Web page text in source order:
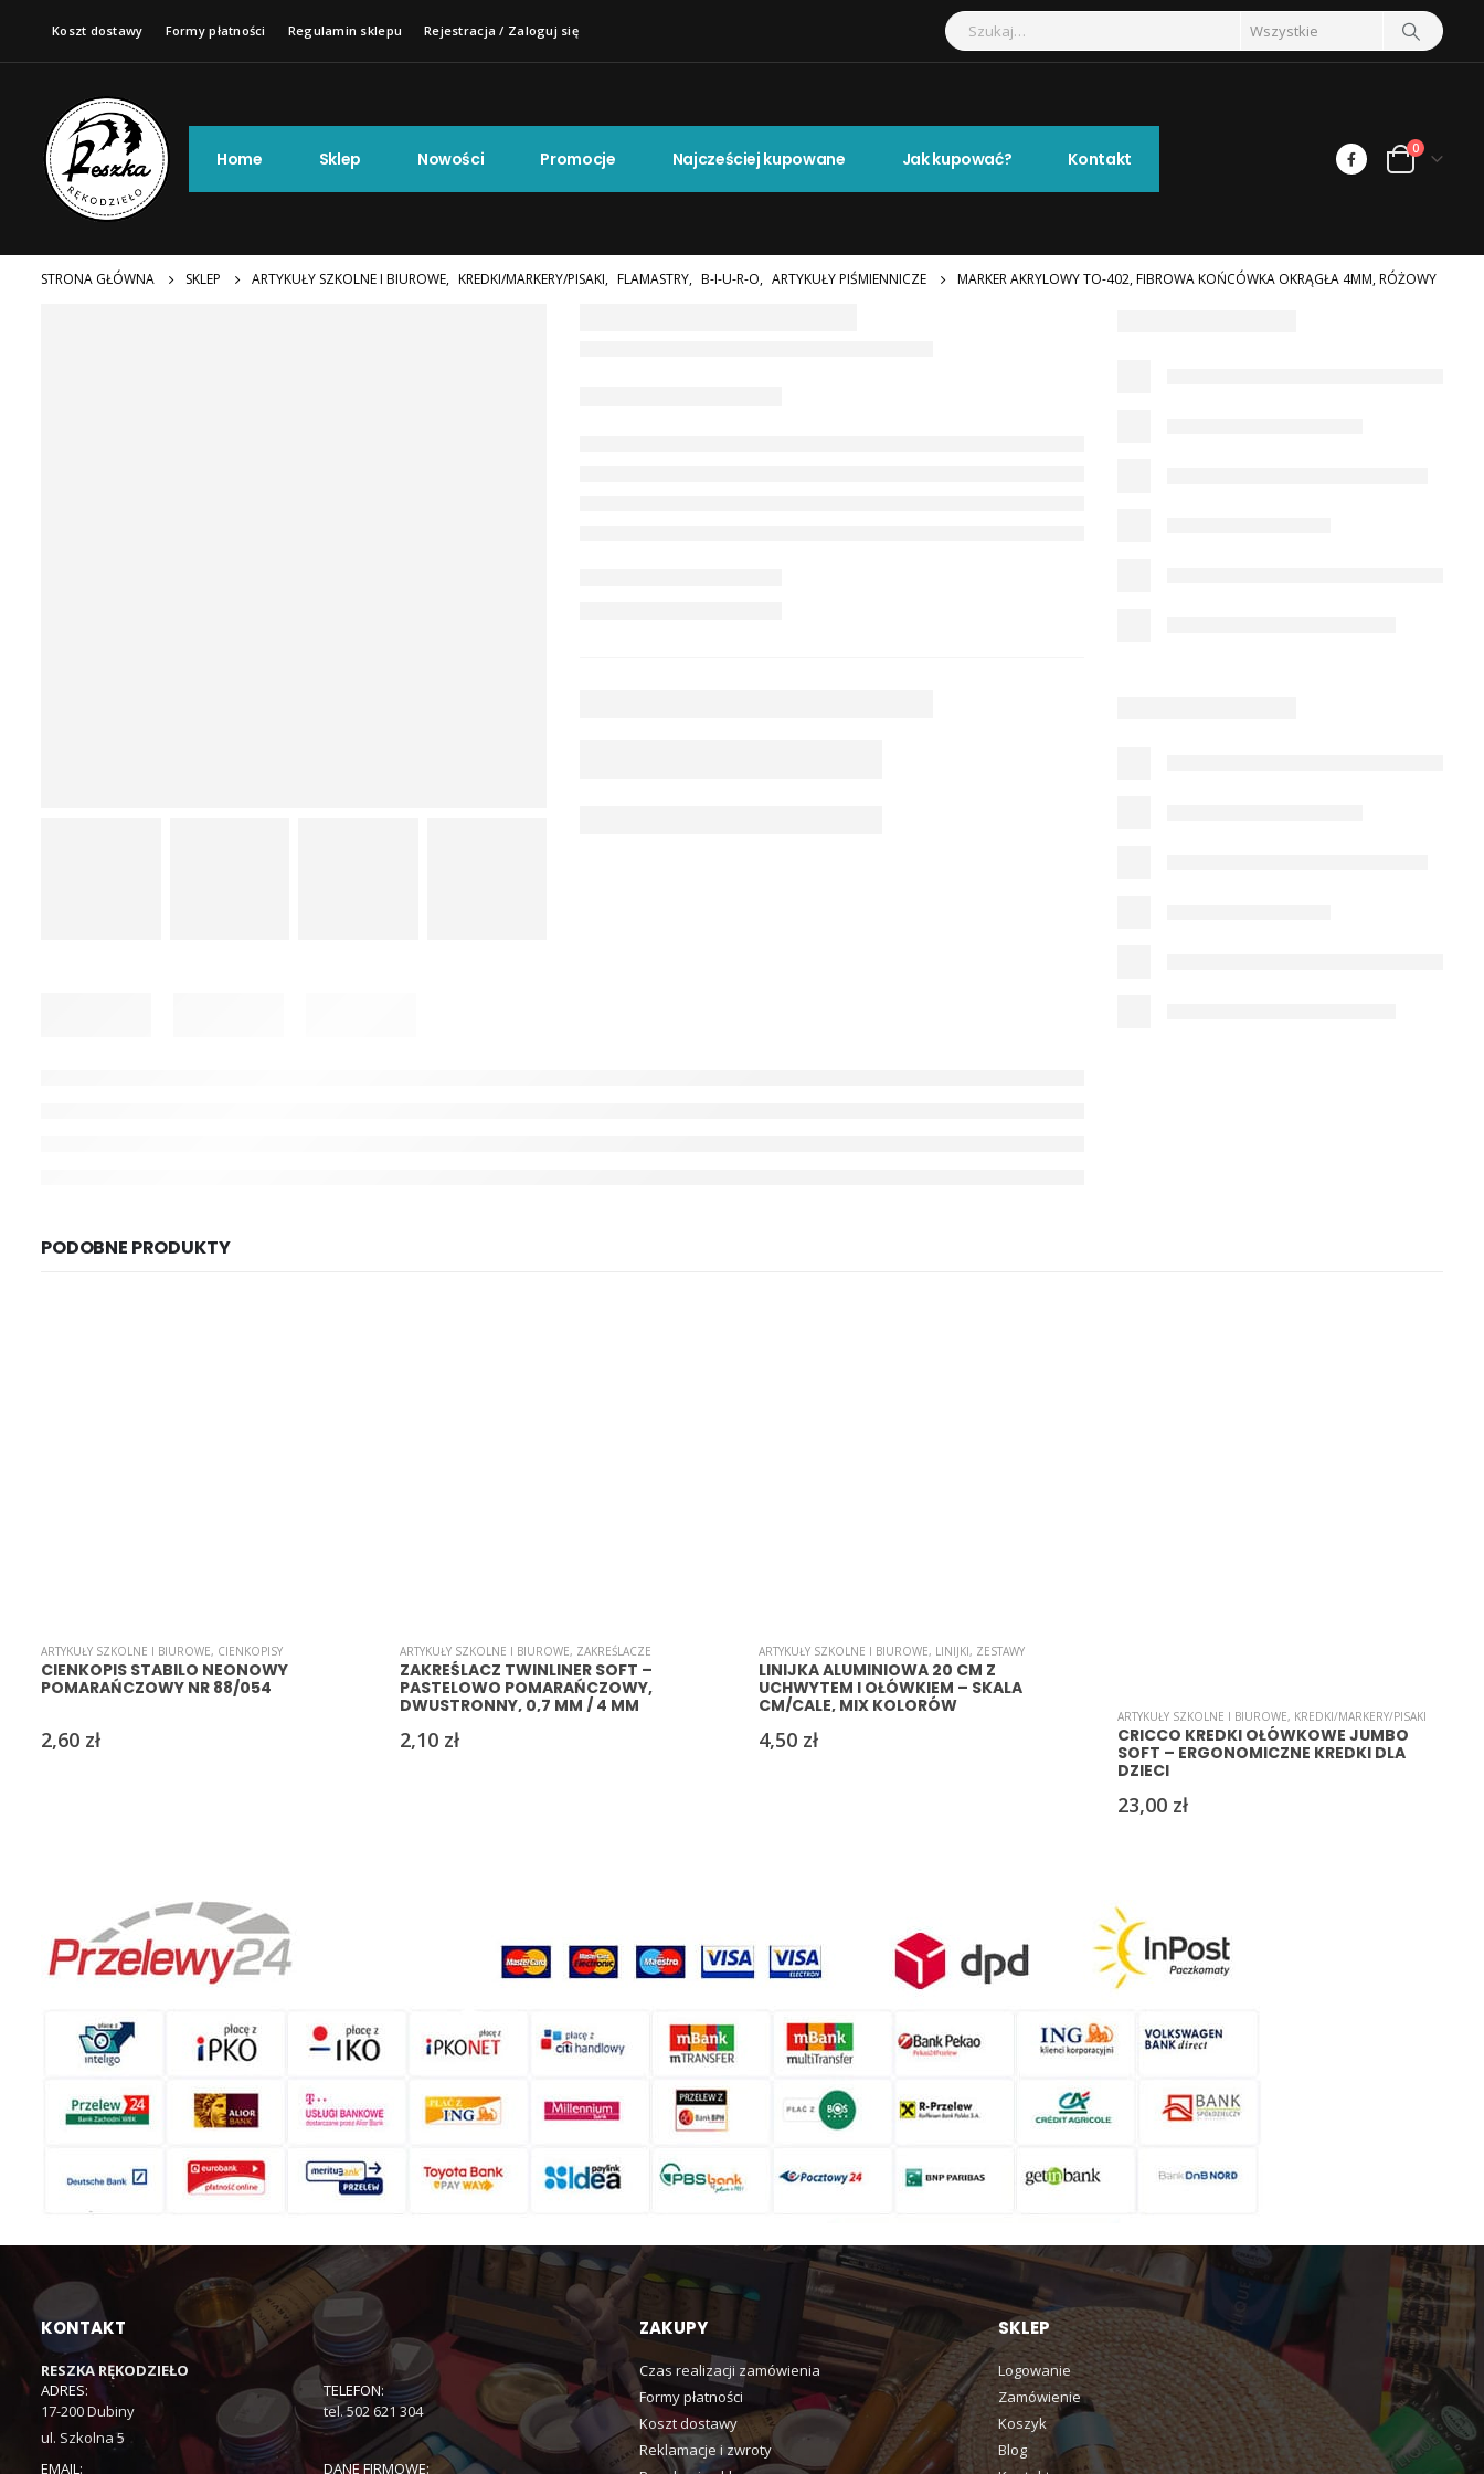
Koszt dostawy Formy płatności Regulamin sklepu Rejestracja / Zaloguj się
Home Sklep Nowości Promocje Najcześciej kupowane Jak kupować? Kontakt 0
STRONA GŁÓWNA SKLEP ARTYKUŁY SZKOLNE I BIUROWE, KREDKI/MARKERY/PISAKI, FLAMASTRY, B-I-U-R-O, ARTYKUŁY PIŚMIENNICZE MARKER AKRYLOWY TO-402, FIBROWA KOŃCÓWKA OKRĄGŁA 4MM, RÓŻOWY
PODOBNE PRODUKTY
ARTYKUŁY SZKOLNE I BIUROWE, CIENKOPISY
CIENKOPIS STABILO NEONOWY
POMARAŃCZOWY NR 88/054
2,60 zł
ARTYKUŁY SZKOLNE I BIUROWE, ZAKREŚLACZE
ZAKREŚLACZ TWINLINER SOFT –
PASTELOWO POMARAŃCZOWY,
DWUSTRONNY, 0,7 MM / 4 MM
2,10 zł
ARTYKUŁY SZKOLNE I BIUROWE, LINIJKI, ZESTAWY
LINIJKA ALUMINIOWA 20 CM Z
UCHWYTEM I OŁÓWKIEM – SKALA
CM/CALE, MIX KOLORÓW
4,50 zł
ARTYKUŁY SZKOLNE I BIUROWE, KREDKI/MARKERY/PISAKI
CRICCO KREDKI OŁÓWKOWE JUMBO
SOFT – ERGONOMICZNE KREDKI DLA
DZIECI
23,00 zł
KONTAKT
RESZKA RĘKODZIEŁO
ADRES:
17-200 Dubiny
ul. Szkolna 5
TELEFON:
tel. 502 621 304
EMAIL: DANE FIRMOWE:
ZAKUPY
Czas realizacji zamówienia
Formy płatności
Koszt dostawy
Reklamacje i zwroty
SKLEP
Logowanie
Zamówienie
Koszyk
Blog